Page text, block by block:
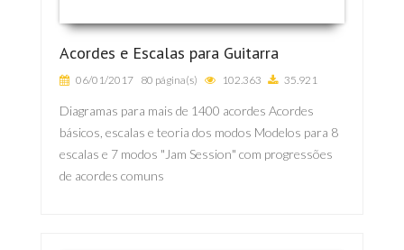
Acordes e Escalas para Guitarra
06/01/2017 80 página(s) 102.363 35.921
Diagramas para mais de 1400 acordes Acordes
básicos, escalas e teoria dos modos Modelos para 8
escalas e 7 modos "Jam Session" com progressões
de acordes comuns